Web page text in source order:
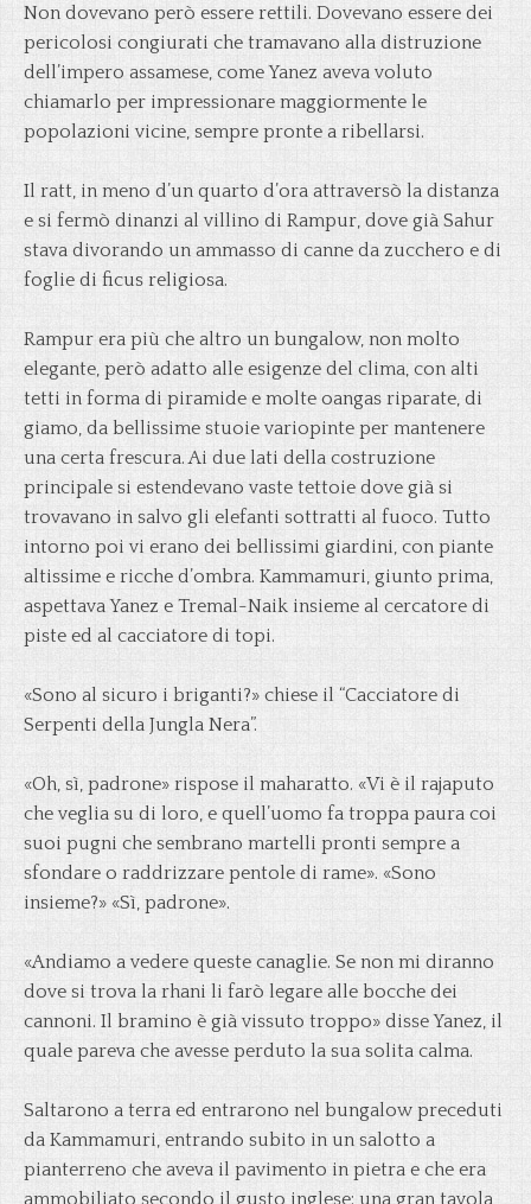
Non dovevano però essere rettili. Dovevano essere dei
pericolosi congiurati che tramavano alla distruzione
dell’impero assamese, come Yanez aveva voluto
chiamarlo per impressionare maggiormente le
popolazioni vicine, sempre pronte a ribellarsi.
Il ratt, in meno d’un quarto d’ora attraversò la distanza
e si fermò dinanzi al villino di Rampur, dove già Sahur
stava divorando un ammasso di canne da zucchero e di
foglie di ficus religiosa.
Rampur era più che altro un bungalow, non molto
elegante, però adatto alle esigenze del clima, con alti
tetti in forma di piramide e molte oangas riparate, di
giamo, da bellissime stuoie variopinte per mantenere
una certa frescura. Ai due lati della costruzione
principale si estendevano vaste tettoie dove già si
trovavano in salvo gli elefanti sottratti al fuoco. Tutto
intorno poi vi erano dei bellissimi giardini, con piante
altissime e ricche d’ombra. Kammamuri, giunto prima,
aspettava Yanez e Tremal-Naik insieme al cercatore di
piste ed al cacciatore di topi.
«Sono al sicuro i briganti?» chiese il “Cacciatore di
Serpenti della Jungla Nera”.
«Oh, sì, padrone» rispose il maharatto. «Vi è il rajaputo
che veglia su di loro, e quell’uomo fa troppa paura coi
suoi pugni che sembrano martelli pronti sempre a
sfondare o raddrizzare pentole di rame». «Sono
insieme?» «Sì, padrone».
«Andiamo a vedere queste canaglie. Se non mi diranno
dove si trova la rhani li farò legare alle bocche dei
cannoni. Il bramino è già vissuto troppo» disse Yanez, il
quale pareva che avesse perduto la sua solita calma.
Saltarono a terra ed entrarono nel bungalow preceduti
da Kammamuri, entrando subito in un salotto a
pianterreno che aveva il pavimento in pietra e che era
ammobiliato secondo il gusto inglese: una gran tavola